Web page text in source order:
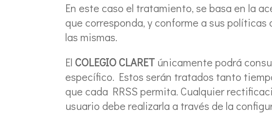
En este caso el tratamiento, se basa en la
que corresponda, y conforme a sus
las mismas.
El COLEGIO CLARET únicamente podrá
específico. Estos serán tratados tanto
que cada RRSS permita. Cualquier
usuario debe realizarla a través de la